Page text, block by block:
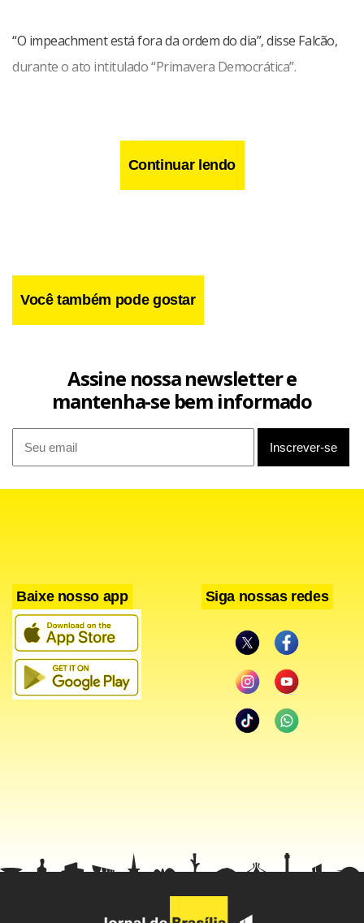
“O impeachment está fora da ordem do dia”, disse Falcão,
durante o ato intitulado “Primavera Democrática”.
Facebook
WhatsApp
LinkedIn
Twitter
X Telegram
Share
Continuar lendo
Você também pode gostar
Assine nossa newsletter e
mantenha-se bem informado
Baixe nosso app Siga nossas redes